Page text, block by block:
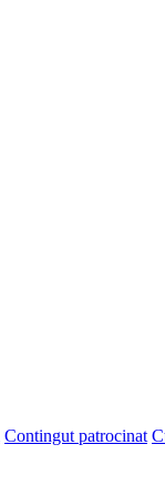
Contingut patrocinat